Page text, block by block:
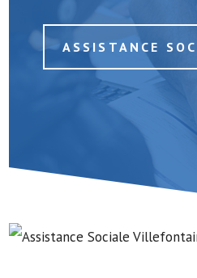
ASSISTANCE